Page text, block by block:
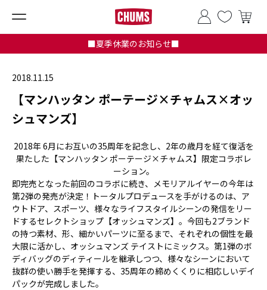
■夏季休業のお知らせ■
2018.11.15
【マンハッタン ポーテージ×チャムス×オッ
シュマンズ】
2018年 6月にお互いの35周年を記念し、2年の歳月を経て復活を
果たした【マンハッタン ポーテージ×チャムス】限定コラボレ
ーション。
即完売となった前回のコラボに続き、メモリアルイヤーの今年は
第2弾の発売が決定！トータルプロデュースを手がけるのは、ア
ウトドア、スポーツ、様々なライフスタイルシーンの発信をリー
ドするセレクトショップ【オッシュマンズ】。今回も2ブランド
の持つ素材、形、細かいパーツに至るまで、それぞれの個性を最
大限に活かし、オッシュマンズ テイストにミックス。第1弾のボ
ディバッグのディティールを継承しつつ、様々なシーンにおいて
抜群の使い勝手を発揮する、35周年の締めくくりに相応しいデイ
パックが完成しました。